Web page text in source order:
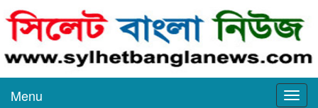
Menu